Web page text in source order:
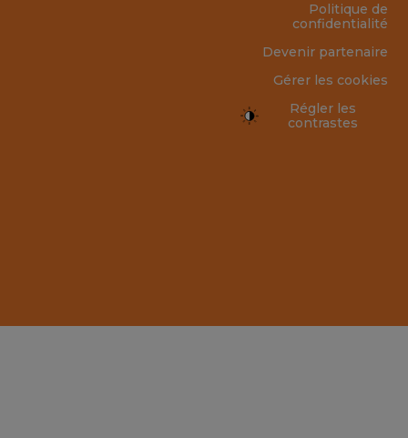
Politique de
confidentialité
Devenir partenaire
Gérer les cookies
Régler les
contrastes